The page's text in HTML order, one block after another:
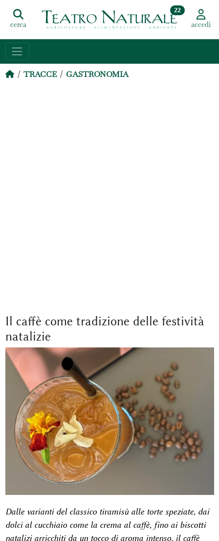
cerca
22
accedi
TRACCE GASTRONOMIA
Il caffè come tradizione delle festività
natalizie
Dalle varianti del classico tiramisù alle torte speziate, dai
dolci al cucchiaio come la crema al caffè, fino ai biscotti
natalizi arricchiti da un tocco di aroma intenso, il caffè